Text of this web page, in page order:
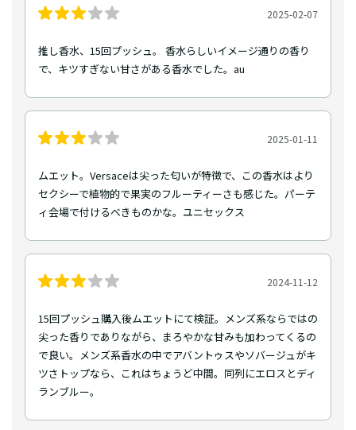
2025-02-07
推し香水、15回プッシュ。 香水らしいイメージ通りの香り
で、キツすぎない甘さがある香水でした。au
2025-01-11
ムエット。Versaceは尖った匂いが特徴で、この香水はより
セクシーで植物的で果実のフルーティーさも感じた。パーテ
ィ会場で付けるべきものかな。ユニセックス
2024-11-12
15回プッシュ購入後ムエットにて検証。メンズ系ならではの
尖った香りでありながら、まろやかな甘みも加わってくるの
で良い。メンズ系香水の中でアバントゥスやソバージュがキ
ツさトップなら、これはちょうど中間。同列にエロスとディ
ランブルー。